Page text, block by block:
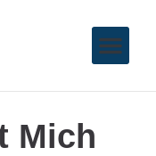
Mich